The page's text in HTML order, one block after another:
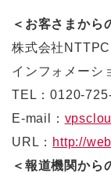
＜お客さまから
株式会社
インフォメーシ
TEL：0120-
E-mail：
URL： http://
＜報道機関から